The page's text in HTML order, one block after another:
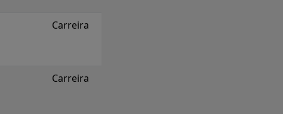
Carreira
Carreira